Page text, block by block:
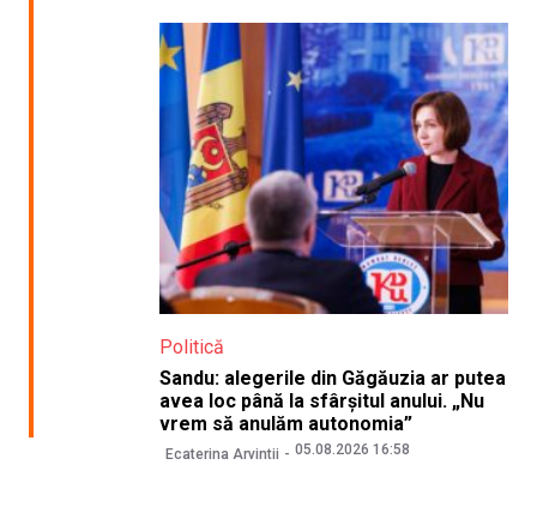
Politică
Sandu: alegerile din Găgăuzia ar putea
avea loc până la sfârșitul anului. „Nu
vrem să anulăm autonomia”
Ecaterina Arvintii 05.08.2026 16:58